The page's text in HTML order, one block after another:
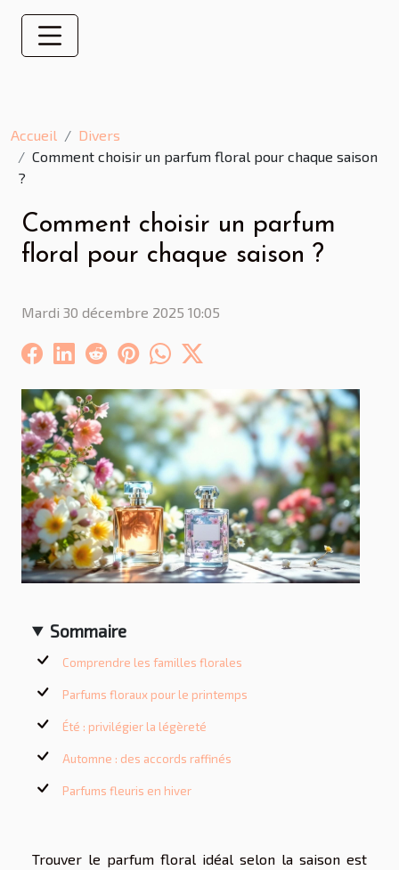
Accueil
Divers
Comment choisir un parfum floral pour chaque saison
?
Comment choisir un parfum
floral pour chaque saison ?
Mardi 30 décembre 2025 10:05
Sommaire
Comprendre les familles florales
Parfums floraux pour le printemps
Été : privilégier la légèreté
Automne : des accords raffinés
Parfums fleuris en hiver
Trouver le parfum floral idéal selon la saison est